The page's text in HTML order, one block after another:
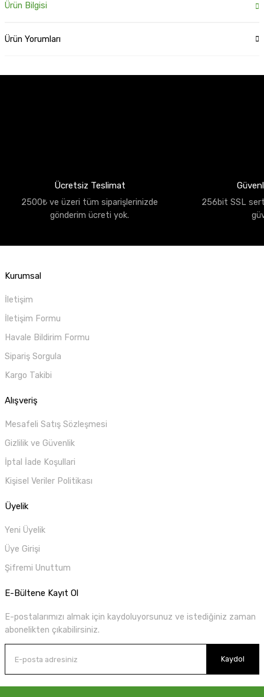
Ürün Bilgisi
Ürün Yorumları
Ücretsiz Teslimat
2500₺ ve üzeri tüm siparişlerinizde
gönderim ücreti yok.
256bit SSL
Kurumsal
İletişim
İletişim Formu
Havale Bildirim Formu
Sipariş Sorgula
Kargo Takibi
Alışveriş
Mesafeli Satış Sözleşmesi
Gizlilik ve Güvenlik
İptal İade Koşullari
Kişisel Veriler Politikası
Üyelik
Yeni Üyelik
Üye Girişi
Şifremi Unuttum
E-Bültene Kayıt Ol
E-postalarımızı almak için kaydoluyorsunuz ve istediğiniz zaman
abonelikten çıkabilirsiniz.
Kaydol